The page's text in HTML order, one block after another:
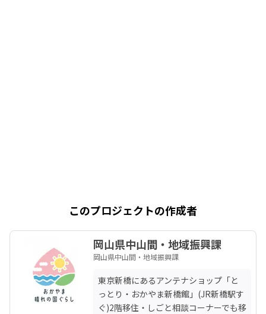
このプロジェクトの作成者
岡山県中山間・地域振興課
岡山県中山間・地域振興課
東京新橋にあるアンテナショップ「と
っとり・おかやま新橋館」(JR新橋駅す
ぐ)2階移住・しごと相談コーナーでも移